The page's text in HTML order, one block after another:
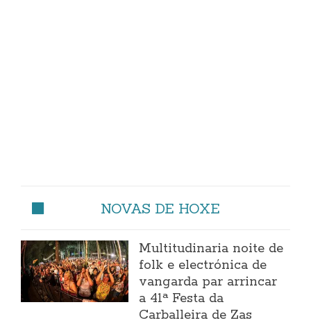
NOVAS DE HOXE
Multitudinaria noite de
folk e electrónica de
vangarda par arrincar
a 41ª Festa da
Carballeira de Zas